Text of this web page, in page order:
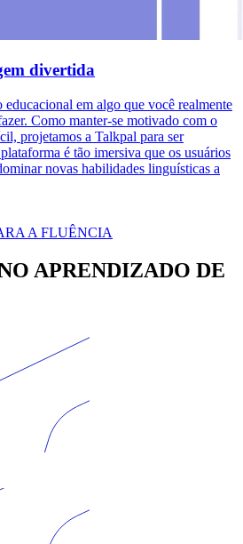
divertida
educacional em algo que você realmente
Como manter-se motivado com o
projetamos a Talkpal para ser
é tão imersiva que os usuários
novas habilidades linguísticas a
A FLUÊNCIA
APRENDIZADO DE